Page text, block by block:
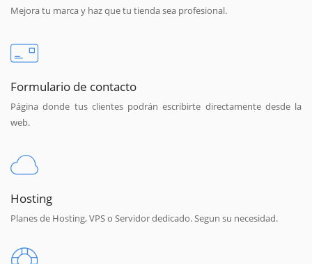
Mejora tu marca y haz que tu tienda sea profesional.
Formulario de contacto
Página donde tus clientes podrán escribirte directamente desde la
web.
Hosting
Planes de Hosting, VPS o Servidor dedicado. Segun su necesidad.